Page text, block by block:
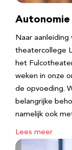
Autonomie
Naar aanleiding
theatercollege
het
weken in onze
de opvoeding.
belangrijke
namelijk ook
Lees meer